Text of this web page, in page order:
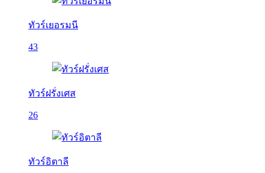
ทัวร์เยอรมนี
43
ทัวร์ฝรั่งเศส
26
ทัวร์อิตาลี